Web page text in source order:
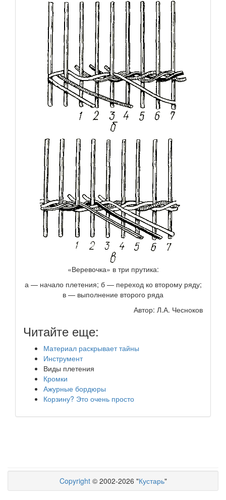
«Веревочка» в три прутика:
а — начало плетения; б — переход ко второму ряду;
в — выполнение второго ряда
Автор: Л.А. Чесноков
Читайте еще:
Материал раскрывает тайны
Инструмент
Виды плетения
Кромки
Ажурные бордюры
Корзину? Это очень просто
Copyright© 2002-2026 "Кустарь"